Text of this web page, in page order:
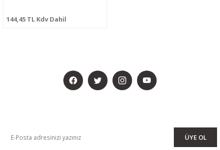
144,45 TL Kdv Dahil
ÜYE OL